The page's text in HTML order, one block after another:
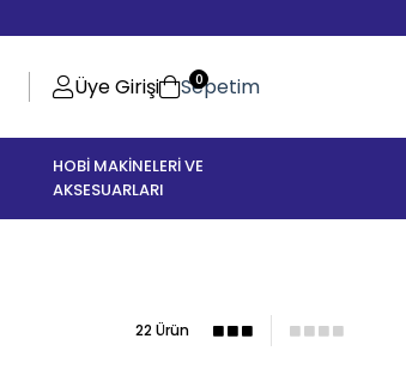
Üye Girişi Sepetim
0
HOBİ MAKİNELERİ VE
AKSESUARLARI
22 Ürün